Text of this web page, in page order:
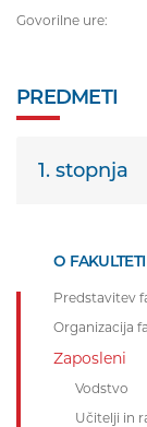
Govorilne ure:
PREDMETI
1. stopnja
O FAKULTETI
Predstavitev
Organizacija
Zaposleni
Vodstvo
Učitelji in